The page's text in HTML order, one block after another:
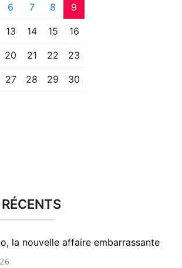
6 7 8 9
13 14 15 16
20 21 22 23
27 28 29 30
la nouvelle affaire embarrassante